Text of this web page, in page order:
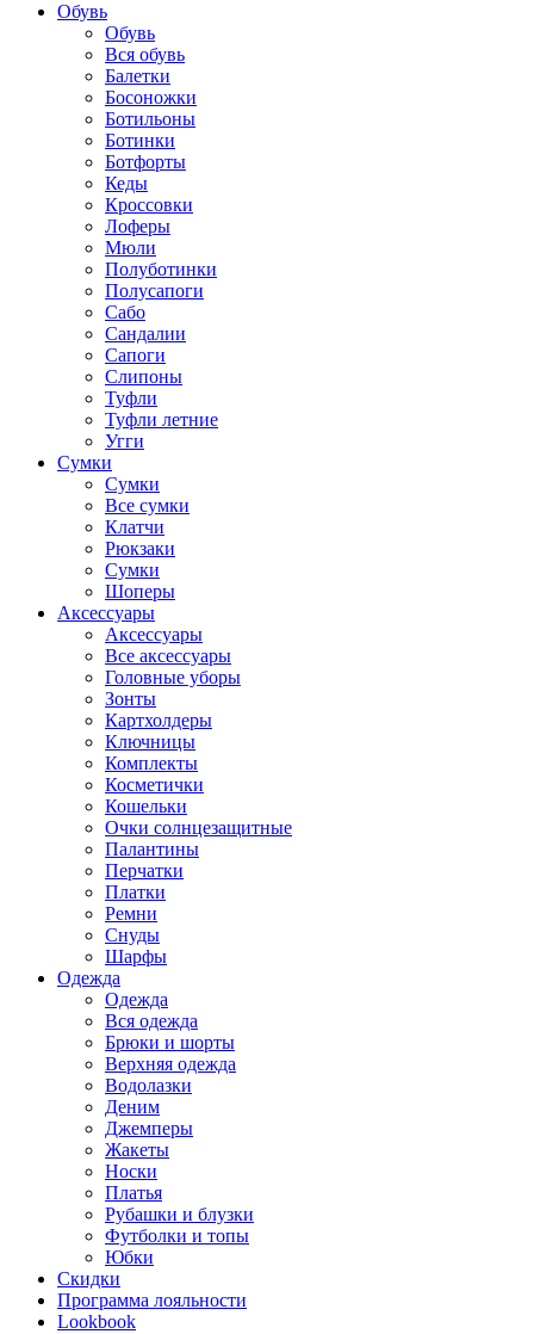
Обувь
Обувь
Вся обувь
Балетки
Босоножки
Ботильоны
Ботинки
Ботфорты
Кеды
Кроссовки
Лоферы
Мюли
Полуботинки
Полусапоги
Сабо
Сандалии
Сапоги
Слипоны
Туфли
Туфли летние
Угги
Сумки
Сумки
Все сумки
Клатчи
Рюкзаки
Сумки
Шоперы
Аксессуары
Аксессуары
Все аксессуары
Головные уборы
Зонты
Картхолдеры
Ключницы
Комплекты
Косметички
Кошельки
Очки солнцезащитные
Палантины
Перчатки
Платки
Ремни
Снуды
Шарфы
Одежда
Одежда
Вся одежда
Брюки и шорты
Верхняя одежда
Водолазки
Деним
Джемперы
Жакеты
Носки
Платья
Рубашки и блузки
Футболки и топы
Юбки
Скидки
Программа лояльности
Lookbook